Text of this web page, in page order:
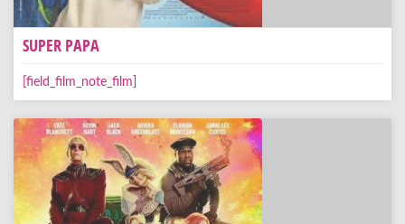
SUPER PAPA
[field_film_note_film]